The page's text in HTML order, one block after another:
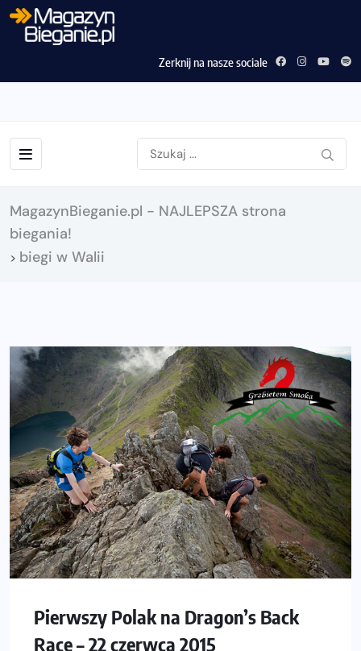
Zerknij na nasze sociale
MagazynBieganie.pl - NAJLEPSZA strona
biegania!
> biegi w Walii
Pierwszy Polak na Dragon’s Back
Race – 22 czerwca 2015